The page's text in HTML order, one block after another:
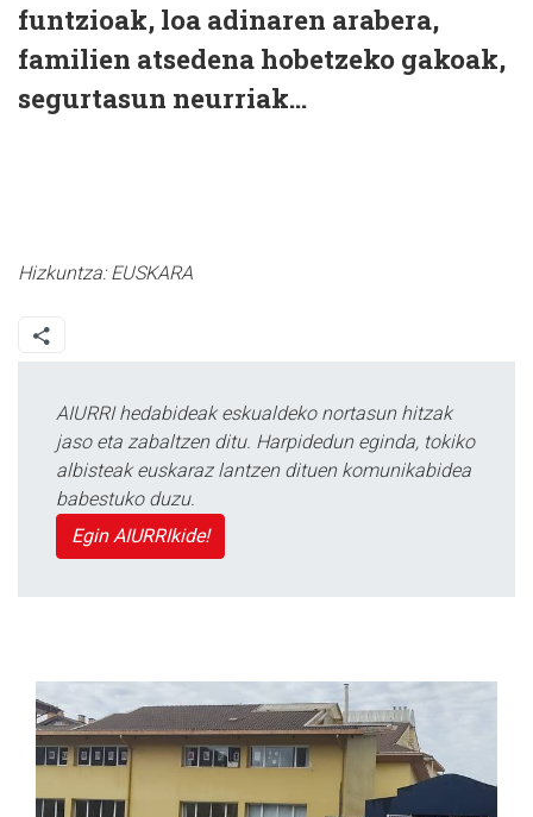
funtzioak, loa adinaren arabera,
familien atsedena hobetzeko gakoak,
segurtasun neurriak...
Hizkuntza:EUSKARA
AIURRI hedabideak eskualdeko nortasun hitzak
jaso eta zabaltzen ditu. Harpidedun eginda, tokiko
albisteak euskaraz lantzen dituen komunikabidea
babestuko duzu.
Egin AIURRIkide!